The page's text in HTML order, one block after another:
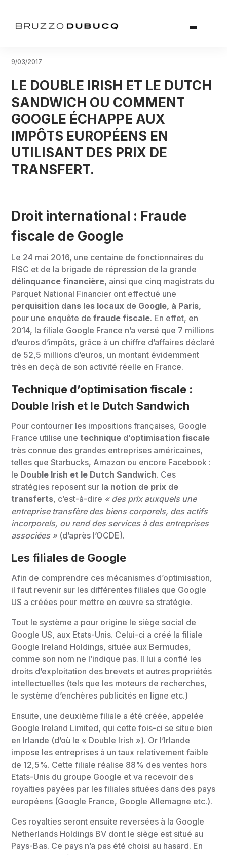
9/03/2017
LE DOUBLE IRISH ET LE DUTCH
SANDWICH OU COMMENT
GOOGLE ÉCHAPPE AUX
IMPÔTS EUROPÉENS EN
UTILISANT DES PRIX DE
TRANSFERT.
Droit international : Fraude
fiscale de Google
Le 24 mai 2016, une centaine de fonctionnaires du
FISC et de la brigade de répression de la grande
délinquance financière, ainsi que cinq magistrats du
Parquet National Financier ont effectué une
perquisition dans les locaux de Google, à Paris,
pour une enquête de fraude fiscale. En effet, en
2014, la filiale Google France n’a versé que 7 millions
d’euros d’impôts, grâce à un chiffre d’affaires déclaré
de 52,5 millions d’euros, un montant évidemment
très en deçà de son activité réelle en France.
Technique d’optimisation fiscale :
Double Irish et le Dutch Sandwich
Pour contourner les impositions françaises, Google
France utilise unetechnique d’optimisation fiscale
très connue des grandes entreprises américaines,
telles que Starbucks, Amazon ou encore Facebook :
le Double Irish et le Dutch Sandwich. Ces
stratégies reposent sur la notion de prix de
transferts, c’est-à-dire « des prix auxquels une
entreprise transfère des biens corporels, des actifs
incorporels, ou rend des services à des entreprises
associées » (d’après l’OCDE).
Les filiales de Google
Afin de comprendre ces mécanismes d’optimisation,
il faut revenir sur les différentes filiales que Google
US a créées pour mettre en œuvre sa stratégie.
Tout le système a pour origine le siège social de
Google US, aux Etats-Unis. Celui-ci a créé la filiale
Google Ireland Holdings, située aux Bermudes,
comme son nom ne l’indique pas. Il lui a confié les
droits d’exploitation des brevets et autres propriétés
intellectuelles (tels que les moteurs de recherches,
le système d’enchères publicités en ligne etc.)
Ensuite, une deuxième filiale a été créée, appelée
Google Ireland Limited, qui cette fois-ci se situe bien
en Irlande (d’où le « Double Irish »). Or l’Irlande
impose les entreprises à un taux relativement faible
de 12,5%. Cette filiale réalise 88% des ventes hors
Etats-Unis du groupe Google et va recevoir des
royalties payées par les filiales situées dans des pays
européens (Google France, Google Allemagne etc.).
Ces royalties seront ensuite reversées à la Google
Netherlands Holdings BV dont le siège est situé au
Pays-Bas. Ce pays n’a pas été choisi au hasard. En